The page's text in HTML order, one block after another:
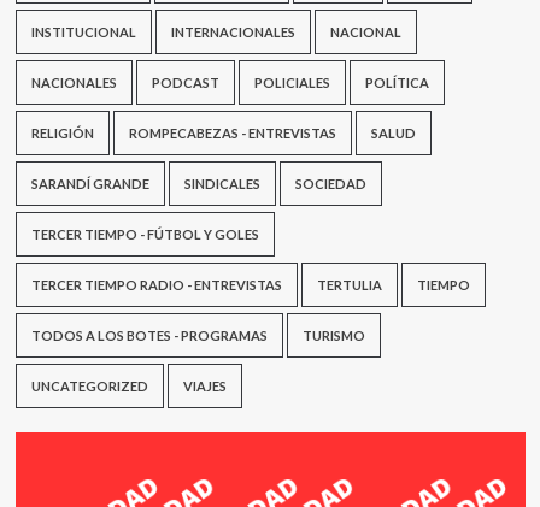
INSTITUCIONAL INTERNACIONALES NACIONAL
NACIONALES PODCAST POLICIALES POLÍTICA
RELIGIÓN ROMPECABEZAS - ENTREVISTAS SALUD
SARANDÍ GRANDE SINDICALES SOCIEDAD
TERCER TIEMPO - FÚTBOL Y GOLES
TERCER TIEMPO RADIO - ENTREVISTAS TERTULIA TIEMPO
TODOS A LOS BOTES - PROGRAMAS TURISMO
UNCATEGORIZED VIAJES